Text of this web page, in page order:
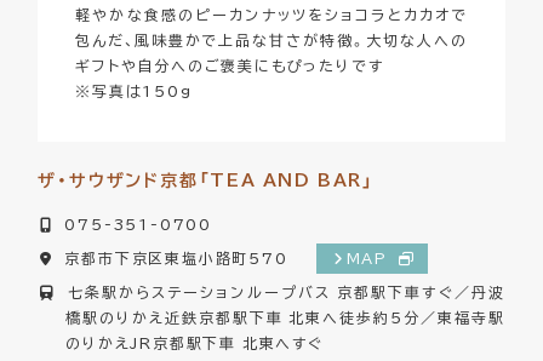
軽やかな食感のピーカンナッツをショコラとカカオで
包んだ、風味豊かで上品な甘さが特徴。大切な人への
ギフトや自分へのご褒美にもぴったりです
※写真は150g
ザ・サウザンド京都「TEA AND BAR」
075-351-0700
京都市下京区東塩小路町570
MAP
七条駅からステーションループバス 京都駅下車すぐ／丹波
橋駅のりかえ近鉄京都駅下車 北東へ徒歩約5分／東福寺駅
のりかえJR京都駅下車 北東へすぐ